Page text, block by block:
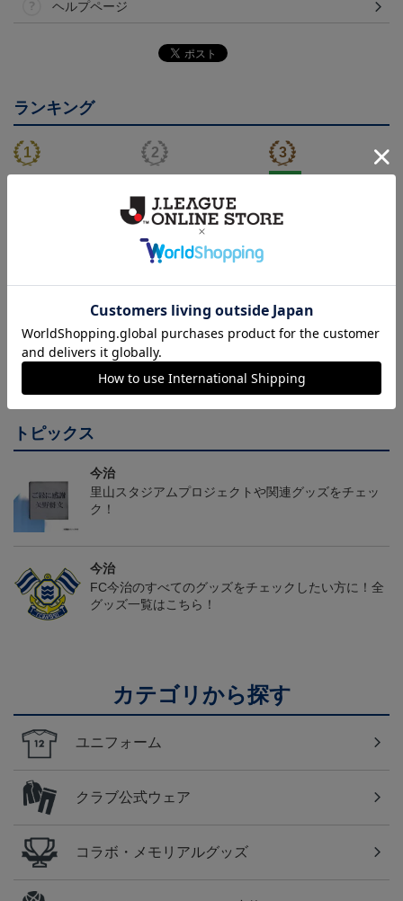
ヘルプページ
ランキング
ーム(FP1st)
17,600円～21,901円
会員特典
ユニフォーム(FP1st)
26,100円～30,400円
会員特典
オルマフラー
2,500円
トピックス
今治
里山スタジアムプロジェクトや関連グッズをチェッ
ク！
今治
FC今治のすべてのグッズをチェックしたい方に！全
グッズ一覧はこちら！
カテゴリから探す
ユニフォーム
クラブ公式ウェア
コラボ・メモリアルグッズ